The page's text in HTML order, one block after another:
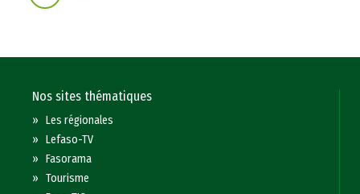
Nos sites thématiques
»Les régionales
»Lefaso-TV
»Fasorama
»Tourisme